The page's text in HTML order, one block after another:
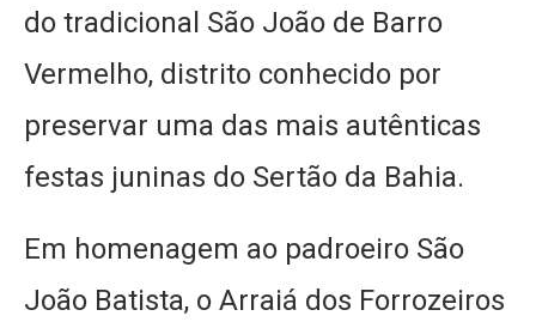
do tradicional São João de Barro
Vermelho, distrito conhecido por
preservar uma das mais autênticas
festas juninas do Sertão da Bahia.
Em homenagem ao padroeiro São
João Batista, o Arraiá dos Forrozeiros